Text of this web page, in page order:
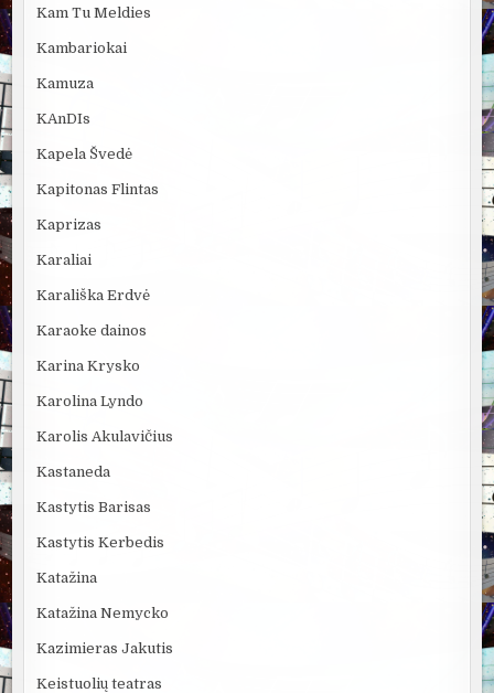
Kam Tu Meldies
Kambariokai
Kamuza
KAnDIs
Kapela Švedė
Kapitonas Flintas
Kaprizas
Karaliai
Karališka Erdvė
Karaoke dainos
Karina Krysko
Karolina Lyndo
Karolis Akulavičius
Kastaneda
Kastytis Barisas
Kastytis Kerbedis
Katažina
Katažina Nemycko
Kazimieras Jakutis
Keistuolių teatras